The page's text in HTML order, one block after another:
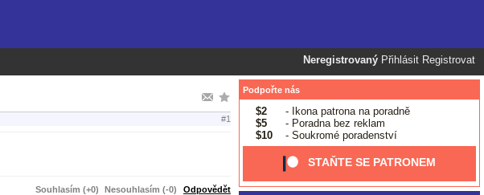
Neregistrovaný Přihlásit Registrovat
#1
Souhlasím (+0) Nesouhlasím (-0) Odpovědět
Podpořte nás
$2
- Ikona patrona na poradně
$5
- Poradna bez reklam
$10
- Soukromé poradenství
STAŇTE SE PATRONEM